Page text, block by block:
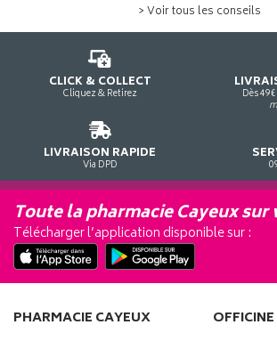
> Voir tous les conseils
CLICK & COLLECT
Cliquez & Retirez Dès 49€
LIVRAISON RAPIDE
Via DPD
Toute la pharmacie Cayeux
Télécharger l’application disponible sur :
PHARMACIE CAYEUX OFFICINE